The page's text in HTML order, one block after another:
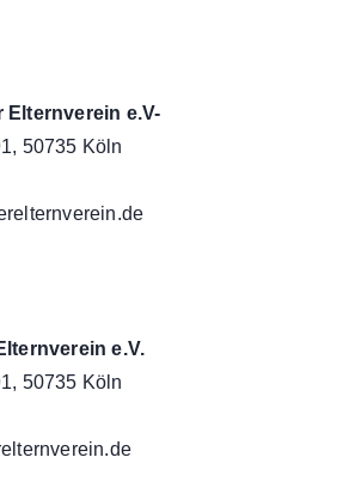
Elternverein e.V-
50735 Köln
e.V.
50735 Köln